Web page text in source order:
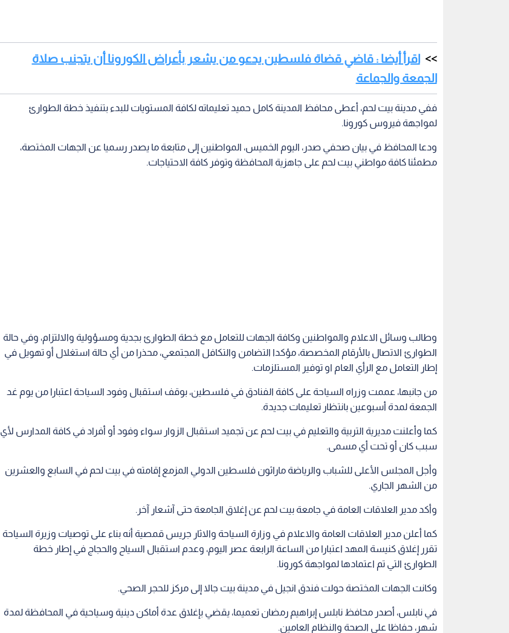
اقرأ أيضا : قاضي قضاة فلسطين يدعو من يشعر بأعراض الكورونا أن يتجنب صلاة
الجمعة والجماعة
ففي مدينة بيت لحم، أعطى محافظ المدينة كامل حميد تعليماته لكافة المستويات للبدء بتنفيذ خطة الطوارئ
لمواجهة فيروس كورونا.
ودعا المحافظ في بيان صحفي صدر، اليوم الخميس، المواطنين إلى متابعة ما يصدر رسميا عن الجهات المختصة،
مطمئنا كافة مواطني بيت لحم على جاهزية المحافظة وتوفر كافة الاحتياجات.
وطالب وسائل الاعلام والمواطنين وكافة الجهات للتعامل مع خطة الطوارئ بجدية ومسؤولية والالتزام، وفي حالة
الطوارئ الاتصال بالأرقام المخصصة، مؤكدا التضامن والتكافل المجتمعي، محذرا من أي حالة استغلال أو تهويل في
إطار التعامل مع الرأي العام او توفير المستلزمات.
من جانبها، عممت وزراه السياحة على كافة الفنادق في فلسطين، بوقف استقبال وفود السياحة اعتبارا من يوم غد
الجمعة لمدة أسبوعين بانتظار تعليمات جديدة.
كما وأعلنت مديرية التربية والتعليم في بيت لحم عن تجميد استقبال الزوار سواء وفود أو أفراد في كافة المدارس لأي
سبب كان أو تحت أي مسمى.
وأجل المجلس الأعلى للشباب والرياضة ماراثون فلسطين الدولي المزمع إقامته في بيت لحم في السابع والعشرين
من الشهر الجاري.
وأكد مدير العلاقات العامة في جامعة بيت لحم عن إغلاق الجامعة حتى آشعار آخر.
كما أعلن مدير العلاقات العامة والاعلام في وزارة السياحة والاثار جريس قمصية أنه بناء على توصيات وزيرة السياحة
تقرر إغلاق كنيسة المهد اعتبارا من الساعة الرابعة عصر اليوم، وعدم استقبال السياح والحجاج في إطار خطة
الطوارئ التي تم اعتمادها لمواجهة كورونا.
وكانت الجهات المختصة حولت فندق انجيل في مدينة بيت جالا إلى مركز للحجر الصحي.
في نابلس، أصدر محافظ نابلس إبراهيم رمضان تعميما، يقضي بإغلاق عدة أماكن دينية وسياحية في المحافظة لمدة
شهر، حفاظا على الصحة والنظام العامين.